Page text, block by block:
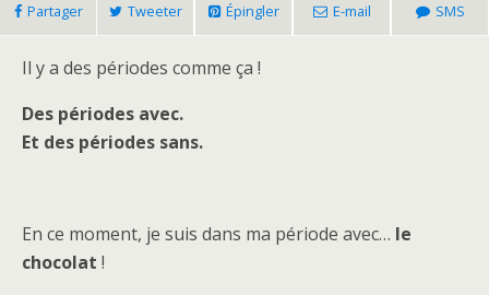
Partager Tweeter Épingler E-mail SMS
Il y a des périodes comme ça !
Des périodes avec.
Et des périodes sans.
En ce moment, je suis dans ma période avec… le
chocolat !